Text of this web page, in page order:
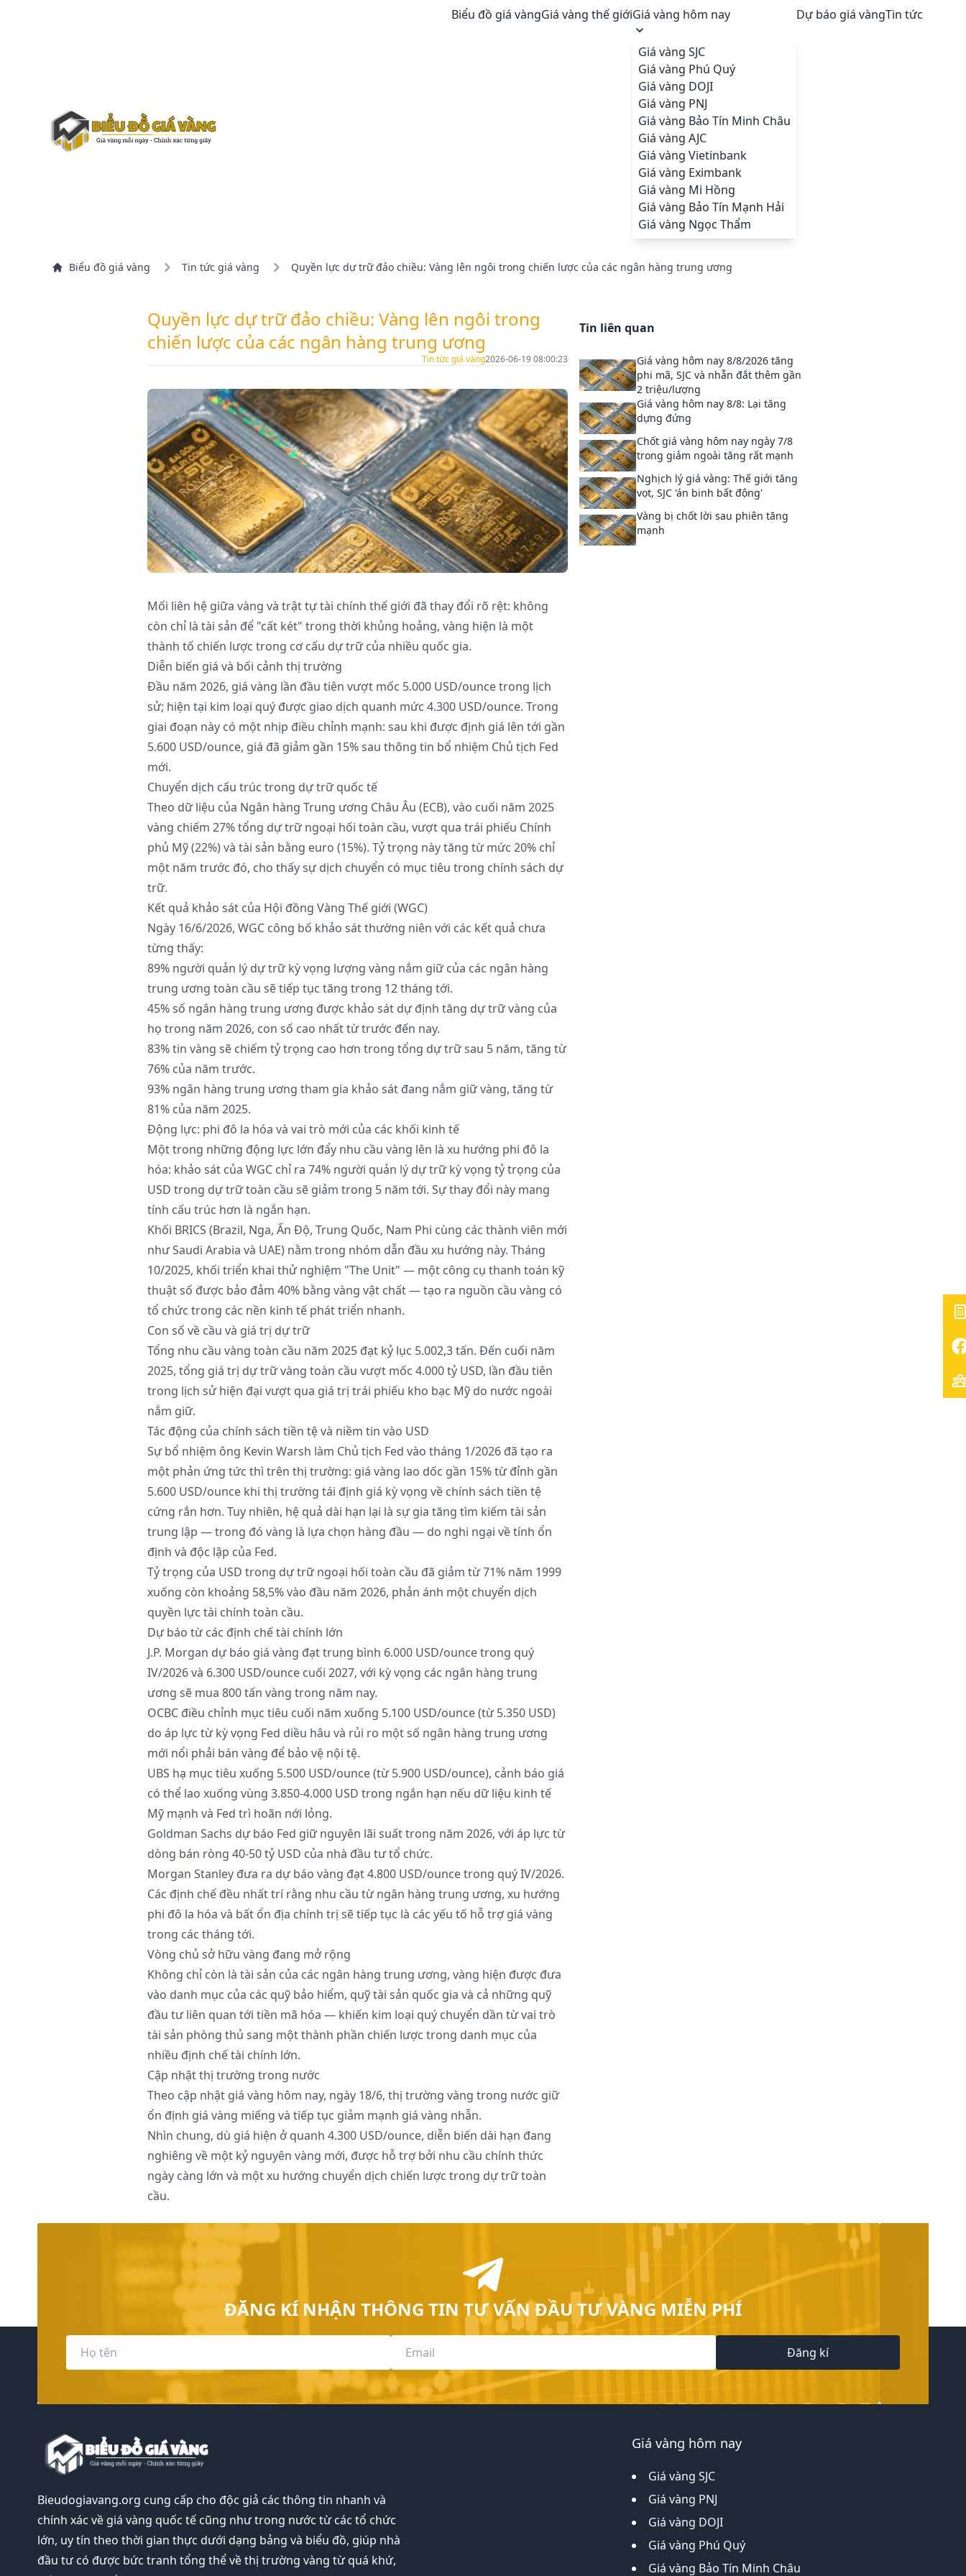
Biểu đồ giá vàngGiá vàng thế giớiGiá vàng hôm nay
Giá vàng SJC
Giá vàng Phú Quý
Giá vàng DOJI
Giá vàng PNJ
Giá vàng Bảo Tín Minh Châu
Giá vàng AJC
Giá vàng Vietinbank
Giá vàng Eximbank
Giá vàng Mi Hồng
Giá vàng Bảo Tín Mạnh Hải
Giá vàng Ngọc Thẩm
Dự báo giá vàngTin tức
Biểu đồ giá vàng Tin tức giá vàng Quyền lực dự trữ đảo chiều: Vàng lên ngôi trong chiến lược của các ngân hàng trung ương
Quyền lực dự trữ đảo chiều: Vàng lên ngôi trong
chiến lược của các ngân hàng trung ương
Tin tức giá vàng2026-06-19 08:00:23
Mối liên hệ giữa vàng và trật tự tài chính thế giới đã thay đổi rõ rệt: không
còn chỉ là tài sản để "cất két" trong thời khủng hoảng, vàng hiện là một
thành tố chiến lược trong cơ cấu dự trữ của nhiều quốc gia.
Diễn biến giá và bối cảnh thị trường
Đầu năm 2026, giá vàng lần đầu tiên vượt mốc 5.000 USD/ounce trong lịch
sử; hiện tại kim loại quý được giao dịch quanh mức 4.300 USD/ounce. Trong
giai đoạn này có một nhịp điều chỉnh mạnh: sau khi được định giá lên tới gần
5.600 USD/ounce, giá đã giảm gần 15% sau thông tin bổ nhiệm Chủ tịch Fed
mới.
Chuyển dịch cấu trúc trong dự trữ quốc tế
Theo dữ liệu của Ngân hàng Trung ương Châu Âu (ECB), vào cuối năm 2025
vàng chiếm 27% tổng dự trữ ngoại hối toàn cầu, vượt qua trái phiếu Chính
phủ Mỹ (22%) và tài sản bằng euro (15%). Tỷ trọng này tăng từ mức 20% chỉ
một năm trước đó, cho thấy sự dịch chuyển có mục tiêu trong chính sách dự
trữ.
Kết quả khảo sát của Hội đồng Vàng Thế giới (WGC)
Ngày 16/6/2026, WGC công bố khảo sát thường niên với các kết quả chưa
từng thấy:
89% người quản lý dự trữ kỳ vọng lượng vàng nắm giữ của các ngân hàng
trung ương toàn cầu sẽ tiếp tục tăng trong 12 tháng tới.
45% số ngân hàng trung ương được khảo sát dự định tăng dự trữ vàng của
họ trong năm 2026, con số cao nhất từ trước đến nay.
83% tin vàng sẽ chiếm tỷ trọng cao hơn trong tổng dự trữ sau 5 năm, tăng từ
76% của năm trước.
93% ngân hàng trung ương tham gia khảo sát đang nắm giữ vàng, tăng từ
81% của năm 2025.
Động lực: phi đô la hóa và vai trò mới của các khối kinh tế
Một trong những động lực lớn đẩy nhu cầu vàng lên là xu hướng phi đô la
hóa: khảo sát của WGC chỉ ra 74% người quản lý dự trữ kỳ vọng tỷ trọng của
USD trong dự trữ toàn cầu sẽ giảm trong 5 năm tới. Sự thay đổi này mang
tính cấu trúc hơn là ngắn hạn.
Khối BRICS (Brazil, Nga, Ấn Độ, Trung Quốc, Nam Phi cùng các thành viên mới
như Saudi Arabia và UAE) nằm trong nhóm dẫn đầu xu hướng này. Tháng
10/2025, khối triển khai thử nghiệm "The Unit" — một công cụ thanh toán kỹ
thuật số được bảo đảm 40% bằng vàng vật chất — tạo ra nguồn cầu vàng có
tổ chức trong các nền kinh tế phát triển nhanh.
Con số về cầu và giá trị dự trữ
Tổng nhu cầu vàng toàn cầu năm 2025 đạt kỷ lục 5.002,3 tấn. Đến cuối năm
2025, tổng giá trị dự trữ vàng toàn cầu vượt mốc 4.000 tỷ USD, lần đầu tiên
trong lịch sử hiện đại vượt qua giá trị trái phiếu kho bạc Mỹ do nước ngoài
nắm giữ.
Tác động của chính sách tiền tệ và niềm tin vào USD
Sự bổ nhiệm ông Kevin Warsh làm Chủ tịch Fed vào tháng 1/2026 đã tạo ra
một phản ứng tức thì trên thị trường: giá vàng lao dốc gần 15% từ đỉnh gần
5.600 USD/ounce khi thị trường tái định giá kỳ vọng về chính sách tiền tệ
cứng rắn hơn. Tuy nhiên, hệ quả dài hạn lại là sự gia tăng tìm kiếm tài sản
trung lập — trong đó vàng là lựa chọn hàng đầu — do nghi ngại về tính ổn
định và độc lập của Fed.
Tỷ trọng của USD trong dự trữ ngoại hối toàn cầu đã giảm từ 71% năm 1999
xuống còn khoảng 58,5% vào đầu năm 2026, phản ánh một chuyển dịch
quyền lực tài chính toàn cầu.
Dự báo từ các định chế tài chính lớn
J.P. Morgan dự báo giá vàng đạt trung bình 6.000 USD/ounce trong quý
IV/2026 và 6.300 USD/ounce cuối 2027, với kỳ vọng các ngân hàng trung
ương sẽ mua 800 tấn vàng trong năm nay.
OCBC điều chỉnh mục tiêu cuối năm xuống 5.100 USD/ounce (từ 5.350 USD)
do áp lực từ kỳ vọng Fed diều hâu và rủi ro một số ngân hàng trung ương
mới nổi phải bán vàng để bảo vệ nội tệ.
UBS hạ mục tiêu xuống 5.500 USD/ounce (từ 5.900 USD/ounce), cảnh báo giá
có thể lao xuống vùng 3.850-4.000 USD trong ngắn hạn nếu dữ liệu kinh tế
Mỹ mạnh và Fed trì hoãn nới lỏng.
Goldman Sachs dự báo Fed giữ nguyên lãi suất trong năm 2026, với áp lực từ
dòng bán ròng 40-50 tỷ USD của nhà đầu tư tổ chức.
Morgan Stanley đưa ra dự báo vàng đạt 4.800 USD/ounce trong quý IV/2026.
Các định chế đều nhất trí rằng nhu cầu từ ngân hàng trung ương, xu hướng
phi đô la hóa và bất ổn địa chính trị sẽ tiếp tục là các yếu tố hỗ trợ giá vàng
trong các tháng tới.
Vòng chủ sở hữu vàng đang mở rộng
Không chỉ còn là tài sản của các ngân hàng trung ương, vàng hiện được đưa
vào danh mục của các quỹ bảo hiểm, quỹ tài sản quốc gia và cả những quỹ
đầu tư liên quan tới tiền mã hóa — khiến kim loại quý chuyển dần từ vai trò
tài sản phòng thủ sang một thành phần chiến lược trong danh mục của
nhiều định chế tài chính lớn.
Cập nhật thị trường trong nước
Theo cập nhật giá vàng hôm nay, ngày 18/6, thị trường vàng trong nước giữ
ổn định giá vàng miếng và tiếp tục giảm mạnh giá vàng nhẫn.
Nhìn chung, dù giá hiện ở quanh 4.300 USD/ounce, diễn biến dài hạn đang
nghiêng về một kỷ nguyên vàng mới, được hỗ trợ bởi nhu cầu chính thức
ngày càng lớn và một xu hướng chuyển dịch chiến lược trong dự trữ toàn
cầu.
Tin liên quan
Giá vàng hôm nay 8/8/2026 tăng
phi mã, SJC và nhẫn đắt thêm gần
2 triệu/lượng
Giá vàng hôm nay 8/8: Lại tăng
dựng đứng
Chốt giá vàng hôm nay ngày 7/8
trong giảm ngoài tăng rất mạnh
Nghịch lý giá vàng: Thế giới tăng
vọt, SJC 'án binh bất động'
Vàng bị chốt lời sau phiên tăng
mạnh
ĐĂNG KÍ NHẬN THÔNG TIN TƯ VẤN ĐẦU TƯ VÀNG MIỄN PHÍ
Đăng kí
Bieudogiavang.org cung cấp cho độc giả các thông tin nhanh và
chính xác về giá vàng quốc tế cũng như trong nước từ các tổ chức
lớn, uy tín theo thời gian thực dưới dạng bảng và biểu đồ, giúp nhà
đầu tư có được bức tranh tổng thể về thị trường vàng từ quá khứ,
Giá vàng hôm nay
Giá vàng SJC
Giá vàng PNJ
Giá vàng DOJI
Giá vàng Phú Quý
Giá vàng Bảo Tín Minh Châu